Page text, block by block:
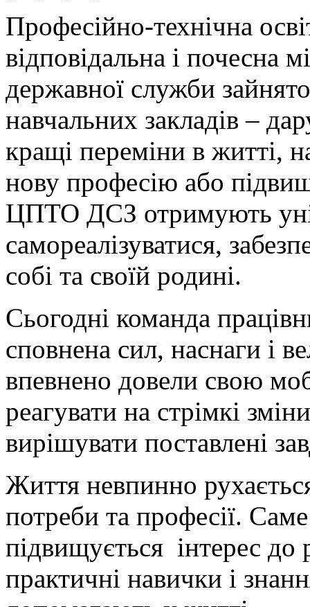
Професійно-технічна
відповідальна і почесна
державної служби
навчальних закладів –
кращі переміни в житті,
нову професію або
ЦПТО ДСЗ отримують
самореалізуватися,
собі та своїй родині.
Сьогодні команда
сповнена сил, наснаги і
впевнено довели свою
реагувати на стрімкі
вирішувати поставлені
Життя невпинно
потреби та професії.
підвищується інтерес до
практичні навички і